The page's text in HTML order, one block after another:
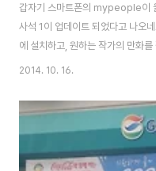
갑자기 스마트폰의 mypeople이
사석 1이 업데이트 되었다고 나오
에 설치하고, 원하는 작가의 만화
알려줍니다~다음 마이피플 홈
들이 상당히 많습니다.미생(未生),
는 다음 만화의 추천 웹툰과 단행
지 끝나서 이제 완전히 끝인가 싶
별5부작으로 만들지 않았나 싶습
2014. 10. 16.